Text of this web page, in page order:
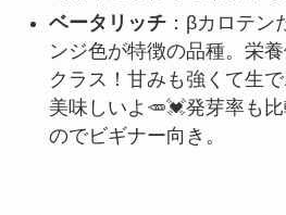
ベータリッチ：βカロテン
ンジ色が特徴の品種。栄
クラス！甘みも強くて生
美味しいよ🥕💓発芽率も
のでビギナー向き。